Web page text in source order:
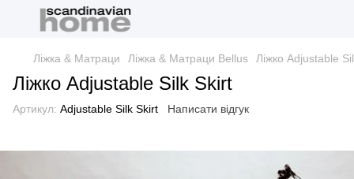
Ліжка & Матраци Ліжка & Матраци Bellus Ліжко Adjustable
Ліжко Adjustable Silk Skirt
Артикул: Adjustable Silk Skirt Написати відгук